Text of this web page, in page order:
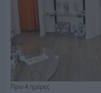
Πριν 4 ημέρες